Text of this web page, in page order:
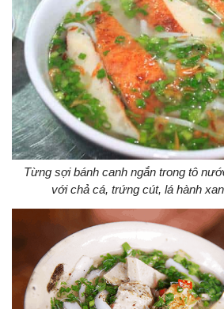
Từng sợi bánh canh ngắn trong tô
với chả cá, trứng cút, lá hành